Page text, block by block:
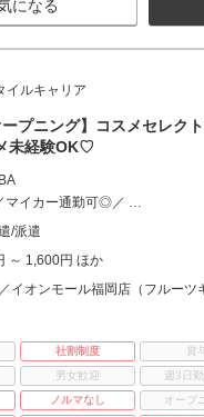
になる
イルキャリア
プニング】コスメセレク
未経験OK♡
マイカー通勤可◎／ …
/派遣
～ 1,600円 ほか
イオンモール福岡店（フルーツ
社割制度 賞
男女歓迎 週3日
ノルマなし オープ